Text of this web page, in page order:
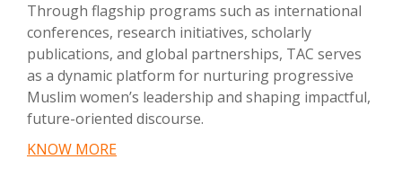
Through flagship programs such as international
conferences, research initiatives, scholarly
publications, and global partnerships, TAC serves
as a dynamic platform for nurturing progressive
Muslim women’s leadership and shaping impactful,
future-oriented discourse.
KNOW MORE